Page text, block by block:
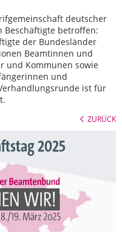
deutscher
Beschäftigte betroffen:
der Bundesländer
Beamtinnen und
und Kommunen sowie
und
ist für
ZURÜCK
2025